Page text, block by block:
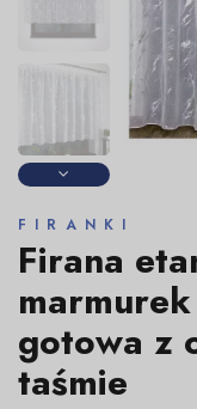
FIRANKI
Firana
gotowa z
taśmie